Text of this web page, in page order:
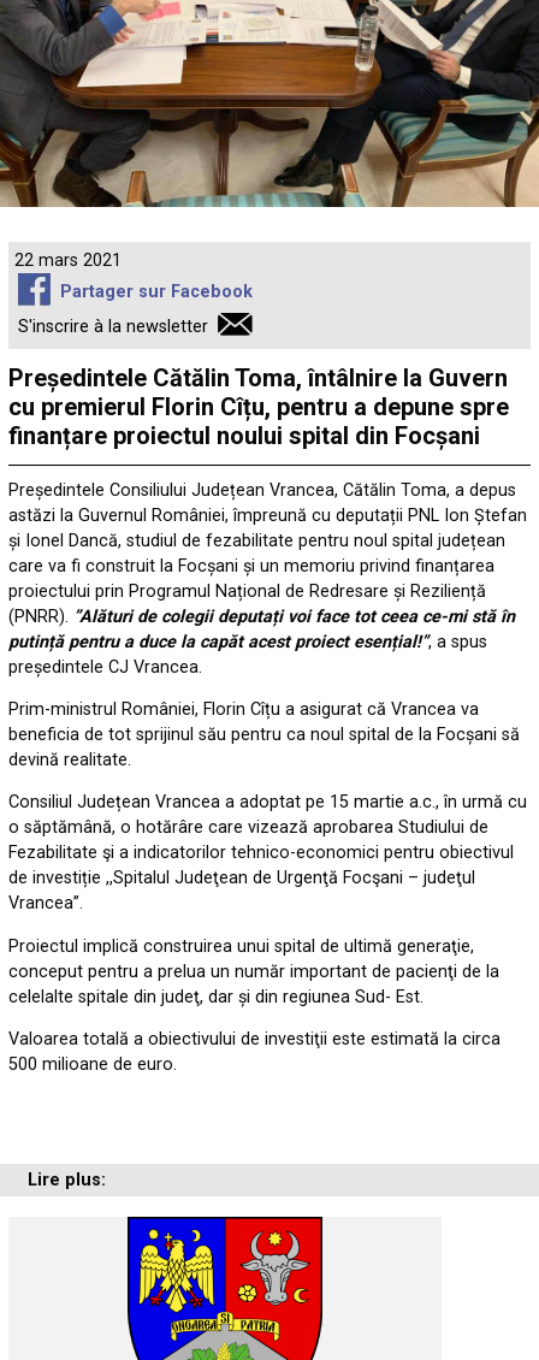
22 mars 2021
Partager sur Facebook
S'inscrire à la newsletter
Președintele Cătălin Toma, întâlnire la Guvern
cu premierul Florin Cîțu, pentru a depune spre
finanțare proiectul noului spital din Focșani
Președintele Consiliului Județean Vrancea, Cătălin Toma, a depus
astăzi la Guvernul României, împreună cu deputații PNL Ion Ștefan
și Ionel Dancă, studiul de fezabilitate pentru noul spital județean
care va fi construit la Focșani și un memoriu privind finanțarea
proiectului prin Programul Național de Redresare și Reziliență
(PNRR). ”Alături de colegii deputați voi face tot ceea ce-mi stă în
putință pentru a duce la capăt acest proiect esențial!”, a spus
președintele CJ Vrancea.
Prim-ministrul României, Florin Cîțu a asigurat că Vrancea va
beneficia de tot sprijinul său pentru ca noul spital de la Focșani să
devină realitate.
Consiliul Județean Vrancea a adoptat pe 15 martie a.c., în urmă cu
o săptămână, o hotărâre care vizează aprobarea Studiului de
Fezabilitate şi a indicatorilor tehnico-economici pentru obiectivul
de investiție ,,Spitalul Judeţean de Urgenţă Focşani – judeţul
Vrancea”.
Proiectul implică construirea unui spital de ultimă generaţie,
conceput pentru a prelua un număr important de pacienţi de la
celelalte spitale din judeţ, dar și din regiunea Sud- Est.
Valoarea totală a obiectivului de investiţii este estimată la circa
500 milioane de euro.
Lire plus: